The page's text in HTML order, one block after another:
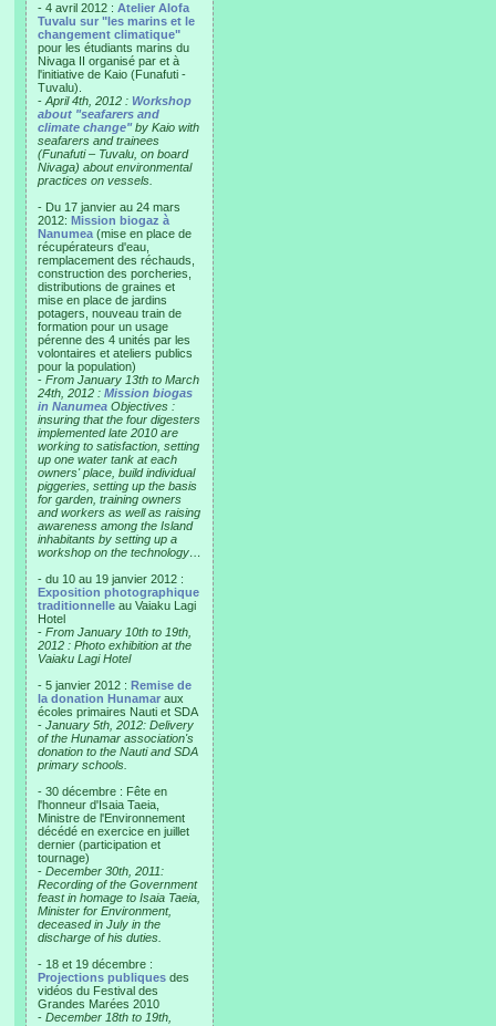
- 4 avril 2012 : Atelier Alofa
Tuvalu sur "les marins et le
changement climatique"
pour les étudiants marins du
Nivaga II organisé par et à
l'initiative de Kaio (Funafuti -
Tuvalu).
- April 4th, 2012 : Workshop
about "seafarers and
climate change"by Kaio with
seafarers and trainees
(Funafuti – Tuvalu, on board
Nivaga) about environmental
practices on vessels.
- Du 17 janvier au 24 mars
2012: Mission biogaz à
Nanumea (mise en place de
récupérateurs d'eau,
remplacement des réchauds,
construction des porcheries,
distributions de graines et
mise en place de jardins
potagers, nouveau train de
formation pour un usage
pérenne des 4 unités par les
volontaires et ateliers publics
pour la population)
- From January 13th to March
24th, 2012 : Mission biogas
in Nanumea Objectives :
insuring that the four digesters
implemented late 2010 are
working to satisfaction, setting
up one water tank at each
owners' place, build individual
piggeries, setting up the basis
for garden, training owners
and workers as well as raising
awareness among the Island
inhabitants by setting up a
workshop on the technology…
- du 10 au 19 janvier 2012 :
Exposition photographique
traditionnelle au Vaiaku Lagi
Hotel
- From January 10th to 19th,
2012 : Photo exhibition at the
Vaiaku Lagi Hotel
- 5 janvier 2012 : Remise de
la donation Hunamar aux
écoles primaires Nauti et SDA
- January 5th, 2012: Delivery
of the Hunamar association's
donation to the Nauti and SDA
primary schools.
- 30 décembre : Fête en
l'honneur d'Isaia Taeia,
Ministre de l'Environnement
décédé en exercice en juillet
dernier (participation et
tournage)
- December 30th, 2011:
Recording of the Government
feast in homage to Isaia Taeia,
Minister for Environment,
deceased in July in the
discharge of his duties.
- 18 et 19 décembre :
Projections publiques des
vidéos du Festival des
Grandes Marées 2010
- December 18th to 19th,